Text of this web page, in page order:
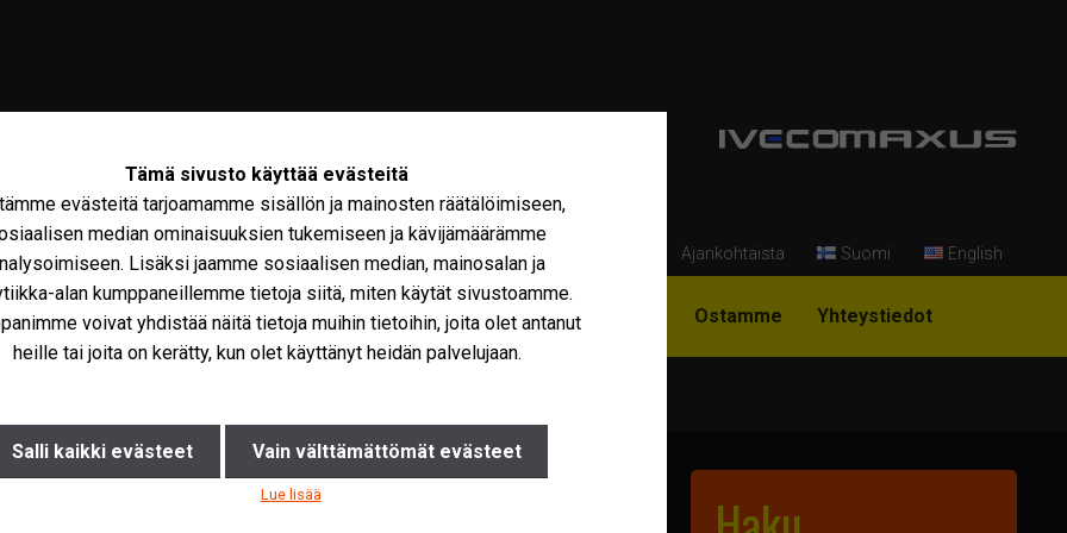
Ajankohtaista Suomi English
Maxus Iveco Varaosat Tarvikkeet Miksi Niemi-Korpi? Ostamme Yhteystiedot
Tämä sivusto käyttää evästeitä
evästeitä tarjoamamme sisällön ja mainosten räätälöimiseen,
median ominaisuuksien tukemiseen ja kävijämäärämme
Lisäksi jaamme sosiaalisen median, mainosalan ja
alan kumppaneillemme tietoja siitä, miten käytät sivustoamme.
voivat yhdistää näitä tietoja muihin tietoihin, joita olet antanut
heille tai joita on kerätty, kun olet käyttänyt heidän palvelujaan.
Salli kaikki evästeet Vain välttämättömät evästeet
Lue lisää